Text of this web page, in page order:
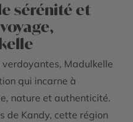
sérénité et
Madulkelle
qui incarne à
nature et authenticité.
de Kandy, cette région